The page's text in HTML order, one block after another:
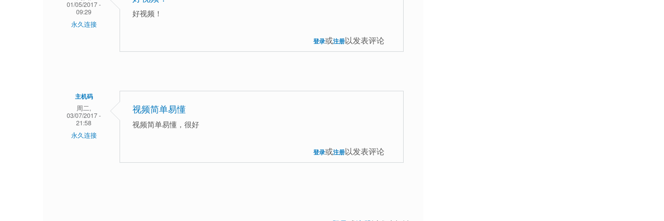
01/05/2017 -
09:29
永久连接
好视频！
登录或注册以发表评论
主机码
周二,
03/07/2017 -
21:58
永久连接
视频简单易懂
视频简单易懂，很好
登录或注册以发表评论